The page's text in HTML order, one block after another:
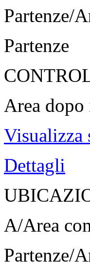
Partenze/
Partenze
Area
Visualizza
Dettagli
A/Area
Partenze/